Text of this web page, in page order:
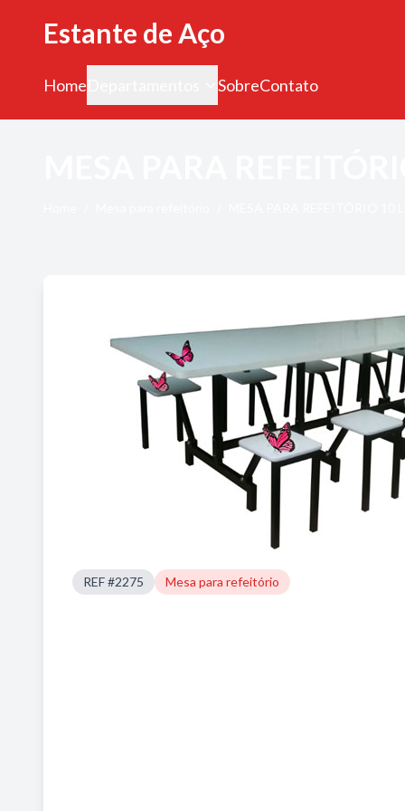
Estante de Aço
Home SobreContato
REF #2275 Mesa para refeitório